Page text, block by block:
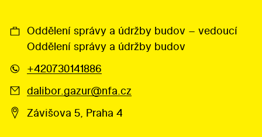
Oddělení správy a údržby budov – vedoucí
Oddělení správy a údržby budov
+420730141886
dalibor.gazur@nfa.cz
Závišova 5, Praha 4